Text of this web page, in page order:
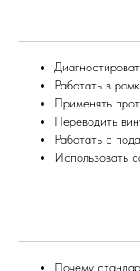
Работать в
Применять
Переводить
Работать с
Использовать
Почему